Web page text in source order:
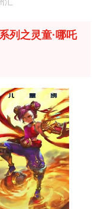
列之灵童·哪吒